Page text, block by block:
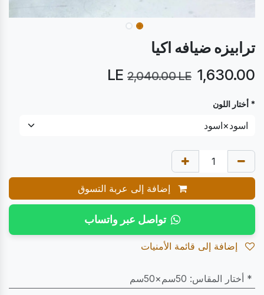
ترابيزه ضيافه اكيا
1,630.00
2,040.00LE
* أختار اللون
إضافة إلى عربة التسوق
تواصل عبر واتساب
* أختار المقاس: 50سم×50سم